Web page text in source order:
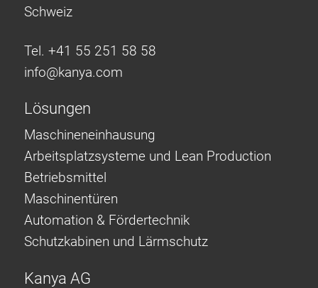
Schweiz
Tel. +41 55 251 58 58
info@kanya.com
Lösungen
Maschineneinhausung
Arbeitsplatzsysteme und Lean Production
Betriebsmittel
Maschinentüren
Automation & Fördertechnik
Schutzkabinen und Lärmschutz
Kanya AG